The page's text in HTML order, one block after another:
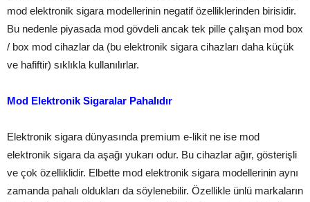
mod elektronik sigara modellerinin negatif özelliklerinden birisidir.
Bu nedenle piyasada mod gövdeli ancak tek pille çalışan mod box
/ box mod cihazlar da (bu elektronik sigara cihazları daha küçük
ve hafiftir) sıklıkla kullanılırlar.
Mod Elektronik Sigaralar Pahalıdır
Elektronik sigara dünyasında premium e-likit ne ise mod
elektronik sigara da aşağı yukarı odur. Bu cihazlar ağır, gösterişli
ve çok özelliklidir. Elbette mod elektronik sigara modellerinin aynı
zamanda pahalı oldukları da söylenebilir. Özellikle ünlü markaların